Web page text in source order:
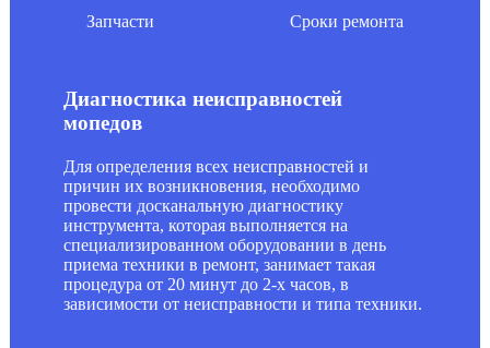
Диагностика неисправностей
мопедов
Для определения всех неисправностей и
причин их возникновения, необходимо
провести досканальную диагностику
инструмента, которая выполняется на
специализированном оборудовании в день
приема техники в ремонт, занимает такая
процедура от 20 минут до 2-х часов, в
зависимости от неисправности и типа техники.
Запчасти Сроки ремонта